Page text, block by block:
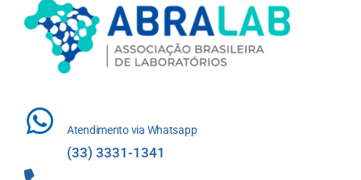
Atendimento via Whatsapp
(33) 3331-1341